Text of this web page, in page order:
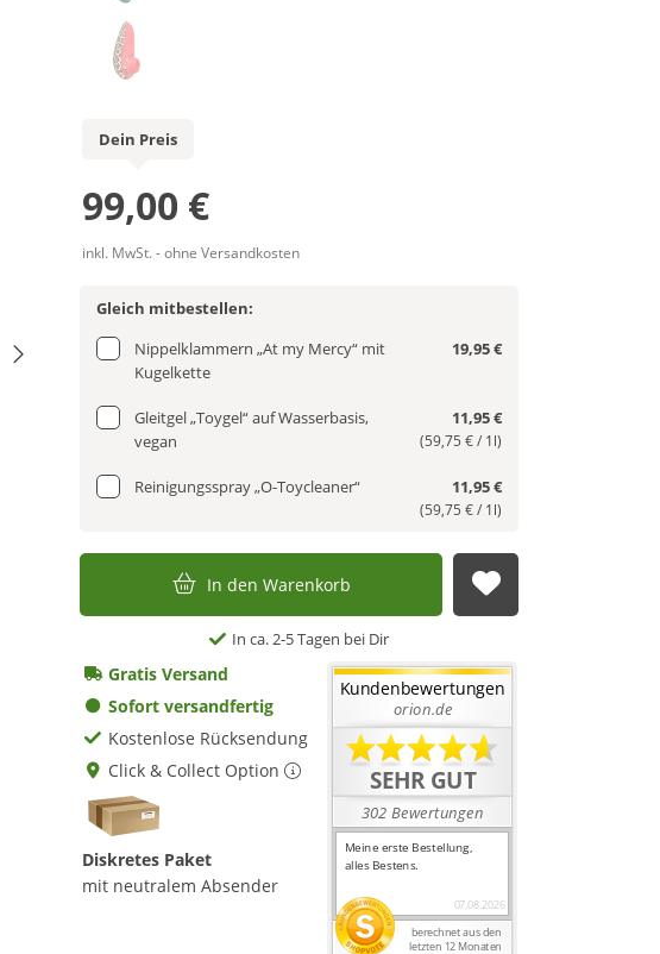
Dein Preis
99,00 €
inkl. MwSt. - ohne Versandkosten
Gleich mitbestellen:
Nippelklammern „At my Mercy“ mit
Kugelkette
19,95 €
Gleitgel „Toygel“ auf Wasserbasis,
vegan
11,95 €
(59,75 € / 1l)
Reinigungsspray „O-Toycleaner“ 11,95 €
(59,75 € / 1l)
In den Warenkorb Auf die
In ca. 2-5 Tagen bei Dir
Gratis Versand
Sofort versandfertig
Kostenlose Rücksendung
Click & Collect Option
Diskretes Paket
mit neutralem Absender